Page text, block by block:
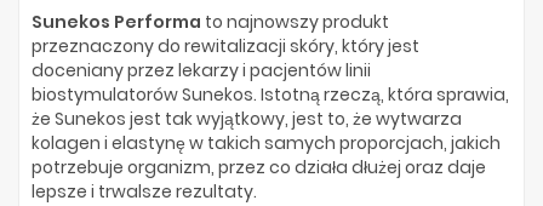
Sunekos Performa to najnowszy produkt
przeznaczony do rewitalizacji skóry, który jest
doceniany przez lekarzy i pacjentów linii
biostymulatorów Sunekos. Istotną rzeczą, która sprawia,
że Sunekos jest tak wyjątkowy, jest to, że wytwarza
kolagen i elastynę w takich samych proporcjach, jakich
potrzebuje organizm, przez co działa dłużej oraz daje
lepsze i trwalsze rezultaty.